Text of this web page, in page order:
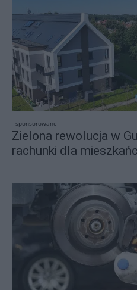
sponsorowane
Zielona rewolucja w
rachunki dla